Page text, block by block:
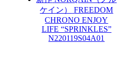
ケイン）
FREEDOM
CHRONO ENJOY
LIFE “SPRINKLES”
N220119S04A01